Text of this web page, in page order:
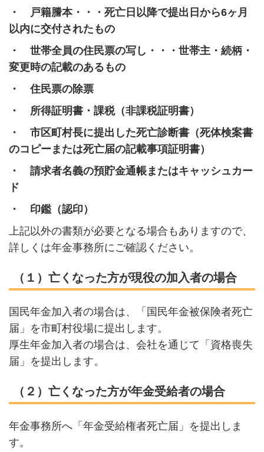
・ 戸籍謄本・・・死亡日以降で提出日から6ヶ月
以内に交付されたもの
・ 世帯全員の住民票の写し・・・世帯主・続柄・
変更時の記載のあるもの
・ 住民票の除票
・ 所得証明書・課税（非課税証明書）
・ 市区町村長に提出した死亡診断書（死体検案書
のコピーまたは死亡届の記載事項証明書）
・ 請求者名義の預貯金通帳またはキャッシュカー
ド
・ 印鑑（認印）
上記以外の書類が必要となる場合もありますので、
詳しくは年金事務所にご確認ください。
（１）亡くなった方が現役の加入者の場合
国民年金加入者の場合は、「国民年金被保険者死亡
届」を市町村役場に提出します。
厚生年金加入者の場合は、会社を通じて「資格喪失
届」を提出します。
（２）亡くなった方が年金受給者の場合
年金事務所へ「年金受給権者死亡届」を提出しま
す。